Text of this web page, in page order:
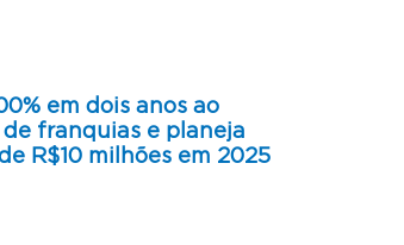
em dois anos ao
franquias e planeja
R$10 milhões em 2025